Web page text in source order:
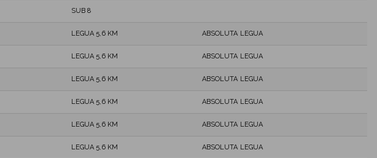
SUB 8
LEGUA 5,6 KM ABSOLUTA LEGUA
LEGUA 5,6 KM ABSOLUTA LEGUA
LEGUA 5,6 KM ABSOLUTA LEGUA
LEGUA 5,6 KM ABSOLUTA LEGUA
LEGUA 5,6 KM ABSOLUTA LEGUA
LEGUA 5,6 KM ABSOLUTA LEGUA